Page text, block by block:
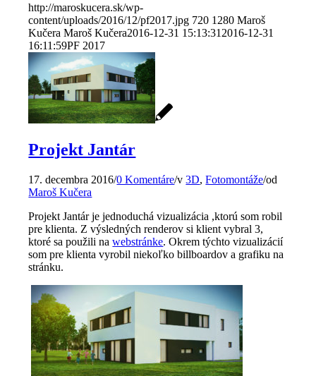
http://maroskucera.sk/wp-
content/uploads/2016/12/pf2017.jpg 720 1280 Maroš
Kučera Maroš Kučera2016-12-31 15:13:31 2016-12-31
16:11:59PF 2017
Projekt Jantár
17. decembra 2016/0 Komentáre/v3D,Fotomontáže/od
Maroš Kučera
Projekt Jantár je jednoduchá vizualizácia ,ktorú som robil
pre klienta. Z výsledných renderov si klient vybral 3,
ktoré sa použili nawebstránke. Okrem týchto vizualizácií
som pre klienta vyrobil niekoľko billboardov a grafiku na
stránku.